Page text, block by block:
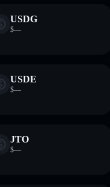
USDG
$—
USDE
$—
JTO
$—